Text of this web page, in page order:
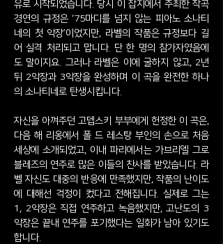
유로 시작되었습니다. 당시 이 잡지에서 주최한 작곡
경연의 규정은 ‘75마디를 넘지 않는 피아노 소나티
네의 첫 악장’이었지만, 라벨의 작품은 규정보다 길
어 실격 처리되고 맙니다. 단 한 명의 참가자였음에
도 말이지요. 그러나 라벨은 이에 굴하지 않고, 2년
뒤 2악장과 3악장을 완성하며 이 곡을 완전한 하나
의 소나티네로 탄생시킵니다.
자신을 아껴주던 고뎁스키 부부에게 헌정한 이 곡은,
다음 해 리옹에서 폴 드 레스탕 부인의 손으로 처음
세상에 소개되었고, 이내 파리에서는 가브리엘 그로
블레즈의 연주로 많은 이들의 찬사를 받았습니다. 라
벨 자신도 대중의 반응에 만족했지만, 작품의 난이도
에 대해선 걱정이 컸다고 전해집니다. 실제로 그는
1, 2악장은 직접 연주하고 녹음했지만, 고난도의 3
악장은 끝내 연주를 포기했다는 일화가 남아 있기도
합니다.